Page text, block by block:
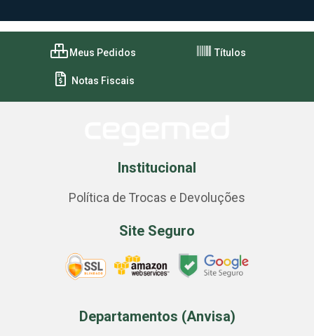
Meus Pedidos Títulos
Notas Fiscais
Institucional
Política de Trocas e Devoluções
Site Seguro
Departamentos (Anvisa)